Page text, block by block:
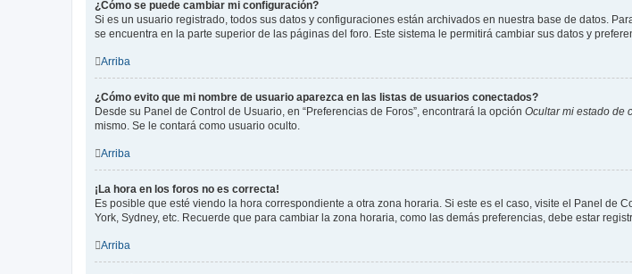
¿Cómo se puede cambiar mi configuración?
Si es un usuario registrado, todos sus datos y configuraciones están archivados en nuestra base de datos.
se encuentra en la parte superior de las páginas del foro. Este sistema le permitirá cambiar sus datos y
Arriba
¿Cómo evito que mi nombre de usuario aparezca en las listas de usuarios conectados?
Desde su Panel de Control de Usuario, en “Preferencias de Foros”, encontrará la opción Ocultar mi estado de
mismo. Se le contará como usuario oculto.
Arriba
¡La hora en los foros no es correcta!
Es posible que esté viendo la hora correspondiente a otra zona horaria. Si este es el caso, visite el Panel
York, Sydney, etc. Recuerde que para cambiar la zona horaria, como las demás preferencias, debe estar
Arriba